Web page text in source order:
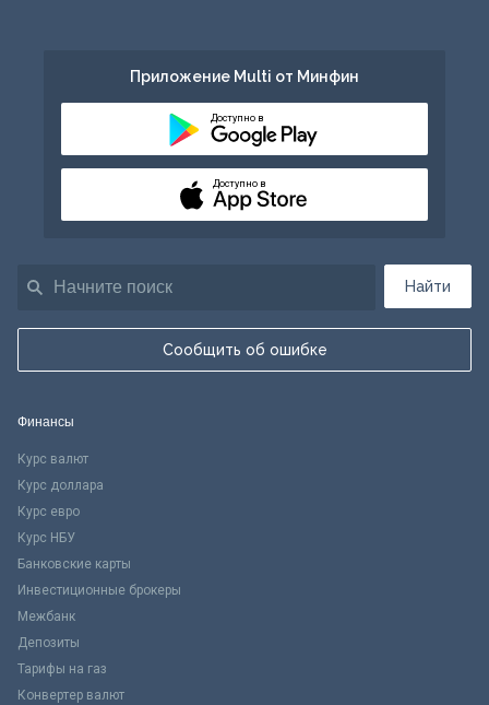
Найти
Сообщить об ошибке
Приложение Multi от Минфин
Доступно в
Доступно в
Финансы
Курс валют
Курс доллара
Курс евро
Курс НБУ
Банковские карты
Инвестиционные брокеры
Межбанк
Депозиты
Тарифы на газ
Конвертер валют